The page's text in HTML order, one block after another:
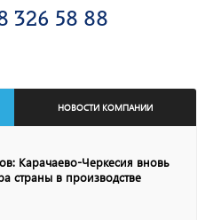
326 58 88
НОВОСТИ КОМПАНИИ
Карачаево-Черкесия вновь
страны в производстве